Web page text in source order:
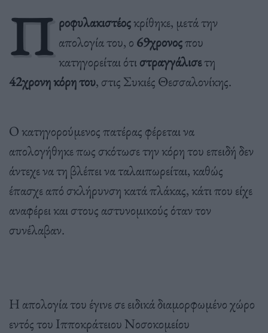
Π ροφυλακιστέοςκρίθηκε, μετά την
απολογία του, ο 69χρονοςπου
κατηγορείται ότιστραγγάλισετη
42χρονη κόρη του, στις Συκιές Θεσσαλονίκης.
Ο κατηγορούμενος πατέρας φέρεται να
απολογήθηκε πως σκότωσε την κόρη του επειδή δεν
άντεχε να τη βλέπει να ταλαιπωρείται, καθώς
έπασχε από σκλήρυνση κατά πλάκας, κάτι που είχε
αναφέρει και στους αστυνομικούς όταν τον
συνέλαβαν.
Η απολογία του έγινε σε ειδικά διαμορφωμένο χώρο
εντός του Ιπποκράτειου Νοσοκομείου